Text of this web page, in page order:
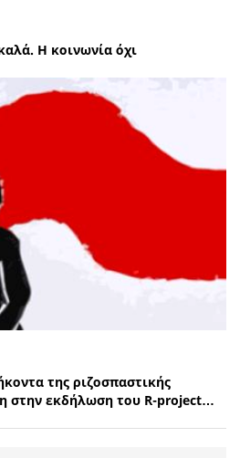
Η κοινωνία όχι
της ριζοσπαστικής
στην εκδήλωση του R-project…